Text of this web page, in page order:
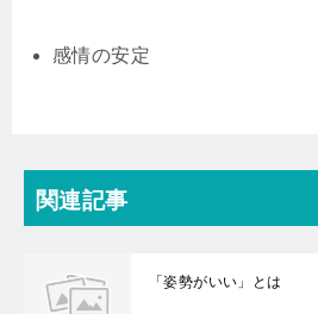
感情の安定
関連記事
「姿勢がいい」とは